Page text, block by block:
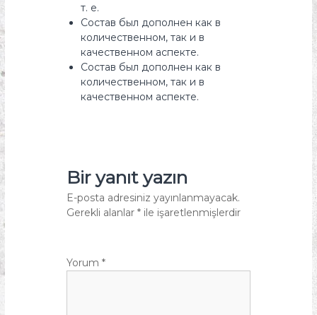
т. е.
Состав был дополнен как в
количественном, так и в
качественном аспекте.
Состав был дополнен как в
количественном, так и в
качественном аспекте.
Bir yanıt yazın
E-posta adresiniz yayınlanmayacak.
Gerekli alanlar* ile işaretlenmişlerdir
Yorum*